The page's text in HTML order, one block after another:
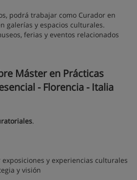
podrá trabajar como Curador en
galerías y espacios culturales.
ferias y eventos relacionados
Máster en Prácticas
- Florencia - Italia
.
y experiencias culturales
y visión